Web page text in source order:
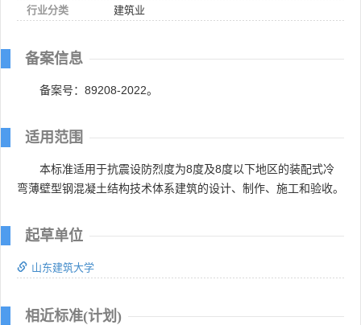
行业分类
建筑业
备案信息
备案号：89208-2022。
适用范围
本标准适用于抗震设防烈度为8度及8度以下地区的装配式冷
弯薄壁型钢混凝土结构技术体系建筑的设计、制作、施工和验收。
起草单位
山东建筑大学
相近标准(计划)